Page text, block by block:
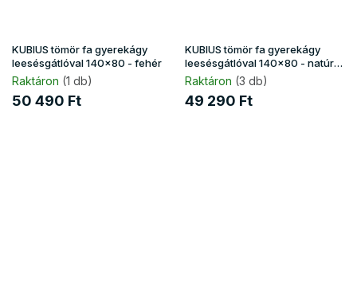
KUBIUS tömör fa gyerekágy
leesésgátlóval 140x80 - fehér
Raktáron (1 db)
50 490 Ft
KUBIUS tömör fa gyerekágy
leesésgátlóval 140x80 - natúr
borovi
Raktáron (3 db)
49 290 Ft